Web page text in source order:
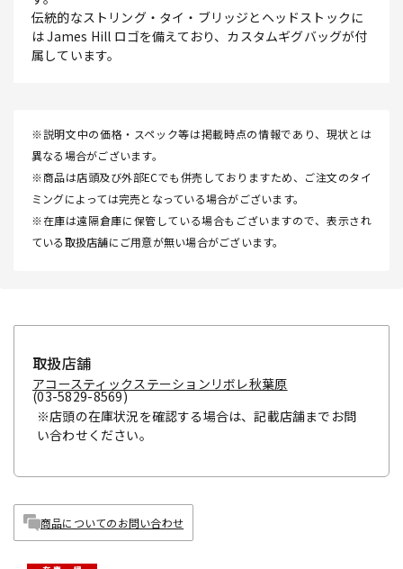
伝統的なストリング・タイ・ブリッジとヘッドストックに
は James Hill ロゴを備えており、カスタムギグバッグが付
属しています。
※説明文中の価格・スペック等は掲載時点の情報であり、現状とは
異なる場合がございます。
※商品は店頭及び外部ECでも併売しておりますため、ご注文のタイ
ミングによっては完売となっている場合がございます。
※在庫は遠隔倉庫に保管している場合もございますので、表示され
ている取扱店舗にご用意が無い場合がございます。
取扱店舗
アコースティックステーションリボレ秋葉原
(03-5829-8569)
※店頭の在庫状況を確認する場合は、記載店舗までお問
い合わせください。
商品についてのお問い合わせ